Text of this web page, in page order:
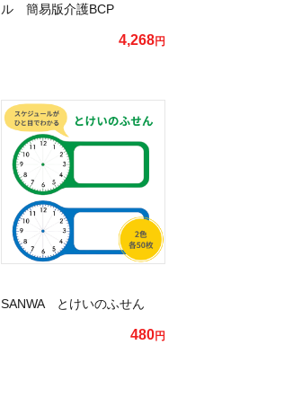
ル 簡易版介護BCP
4,268円
SANWA とけいのふせん
480円